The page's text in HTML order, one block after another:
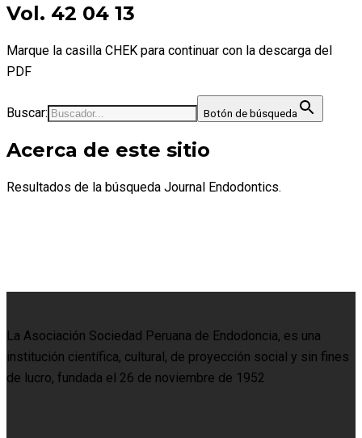
Vol. 42 04 13
Marque la casilla CHEK para continuar con la descarga del
PDF
Buscar: Botón de búsqueda
Acerca de este sitio
Resultados de la búsqueda Journal Endodontics.
La Asociación Sociedad Peruana de Endodoncia, es una
institución científica, cultural, de proyección social y sin fines
de lucro, fundada el 26 de noviembre de 1952